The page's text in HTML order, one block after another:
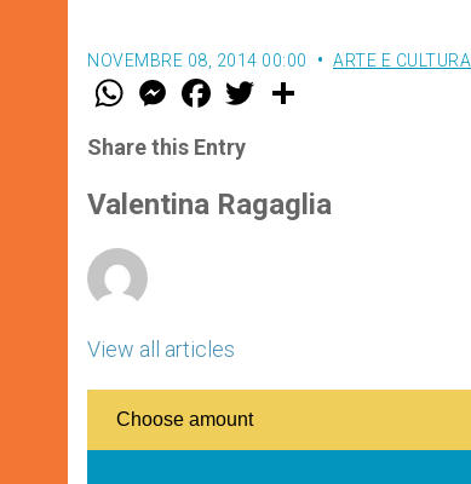
NOVEMBRE 08, 2014 00:00 ARTE E CULTURA
W
t
s
p
p
M
e
s
e
g
e
F
a
e
b
o
k
w
r
Share this Entry
Valentina Ragaglia
View all articles